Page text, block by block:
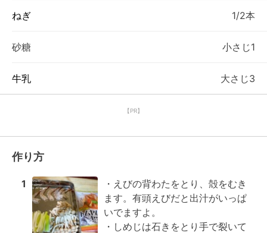
ねぎ 1/2本
砂糖 小さじ1
牛乳 大さじ3
【PR】
作り方
1
・えびの背わたをとり、殻をむき
ます。有頭えびだと出汁がいっぱ
いでますよ。
・しめじは石きをとり手で裂いて